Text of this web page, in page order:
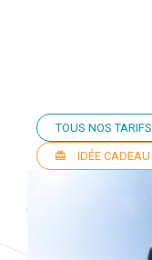
TOUS NOS TARIFS
IDÉE CADEAU